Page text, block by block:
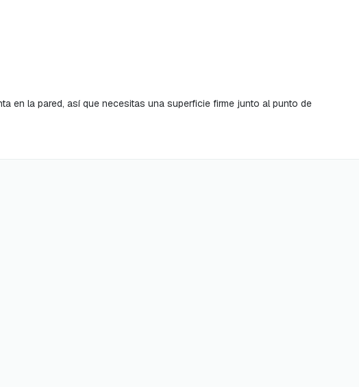
en la pared, así que necesitas una superficie firme junto al punto de